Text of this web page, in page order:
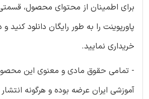
برای اطمینان از محتوای محصول، قسمتی
پاورپوینت را به طور رایگان دانلود
خریداری نمایید.
- تمامی حقوق مادی و معنوی این
آموزشی ایران عرضه بوده و هرگونه